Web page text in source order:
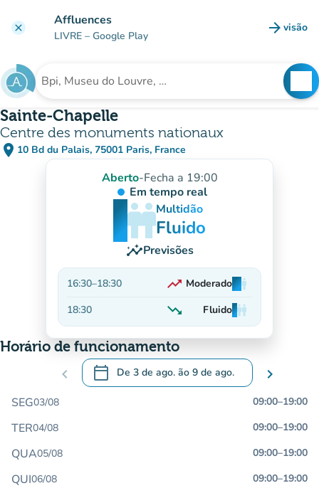
clear Affluences
LIVRE – Google Play arrow_forward visão
(novo
Procura uma instituição
Sainte-Chapelle
Centre des monuments nationaux
place 10 Bd du Palais, 75001 Paris, France
(abrir no Google Maps)
(novo separador)
Aberto-Fecha a 19:00
Em tempo real
man
man
manMultidão
Fluido
insightsPrevisões
16:30–18:30 trending_up Moderadoman
man
man
18:30 trending_down
Decrescente
Fluidoman
man
man
Horário de funcionamento
chevron_left calendar_today De 3 de ago. ão 9 de ago.
.Abra o calendário para alterar as datas
chevron_right
SEG03/08 09:00–19:00
TER04/08 09:00–19:00
QUA05/08 09:00–19:00
QUI06/08 09:00–19:00